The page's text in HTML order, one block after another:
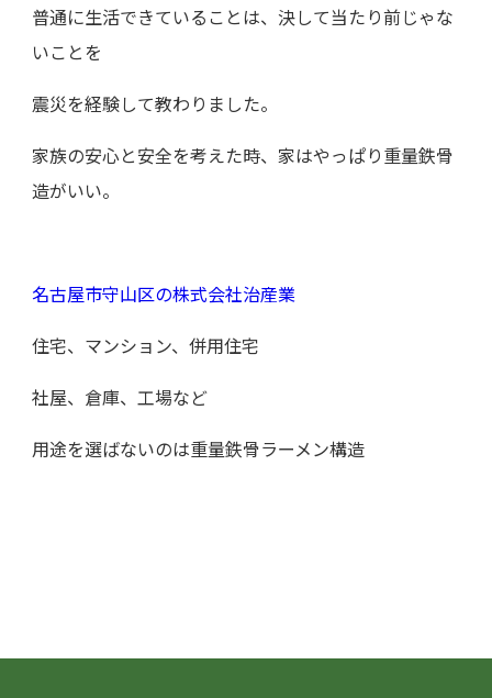
普通に生活できていることは、決して当たり前じゃな
いことを
震災を経験して教わりました。
家族の安心と安全を考えた時、家はやっぱり重量鉄骨
造がいい。
名古屋市守山区の株式会社治産業
住宅、マンション、併用住宅
社屋、倉庫、工場など
用途を選ばないのは重量鉄骨ラーメン構造